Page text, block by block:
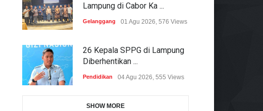
Lampung di Cabor Ka ...
Gelanggang 01 Agu 2026, 576 Views
26 Kepala SPPG di Lampung
Diberhentikan ...
Pendidikan 04 Agu 2026, 555 Views
SHOW MORE